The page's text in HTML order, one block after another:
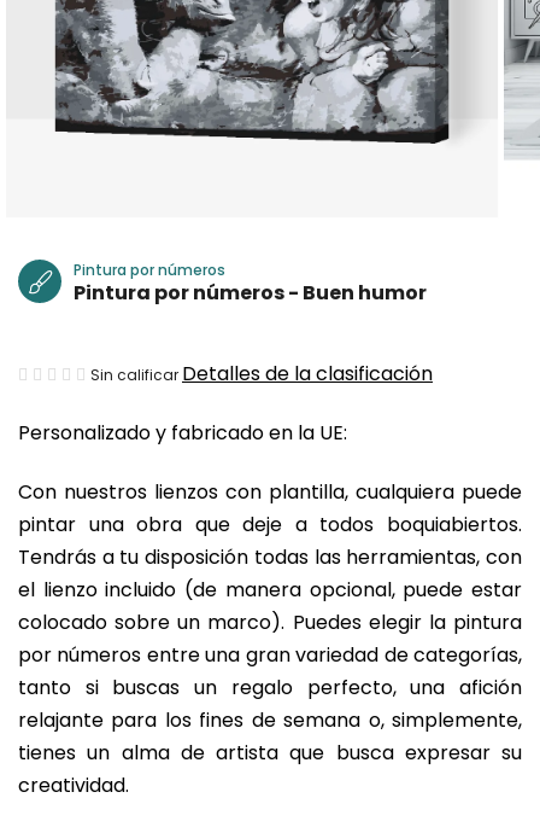
Personalizado y fabricado en la UE:
Con nuestros lienzos con plantilla, cualquiera puede
pintar una obra que deje a todos boquiabiertos.
Tendrás a tu disposición todas las herramientas, con
el lienzo incluido (de manera opcional, puede estar
colocado sobre un marco). Puedes elegir la pintura
por números entre una gran variedad de categorías,
tanto si buscas un regalo perfecto, una afición
relajante para los fines de semana o, simplemente,
tienes un alma de artista que busca expresar su
creatividad.
Pintura por números
Pintura por números - Buen humor
La
media
producto
es
de
0,0
sobre
5
estrellas.
Sin calificar Detalles de la clasificación